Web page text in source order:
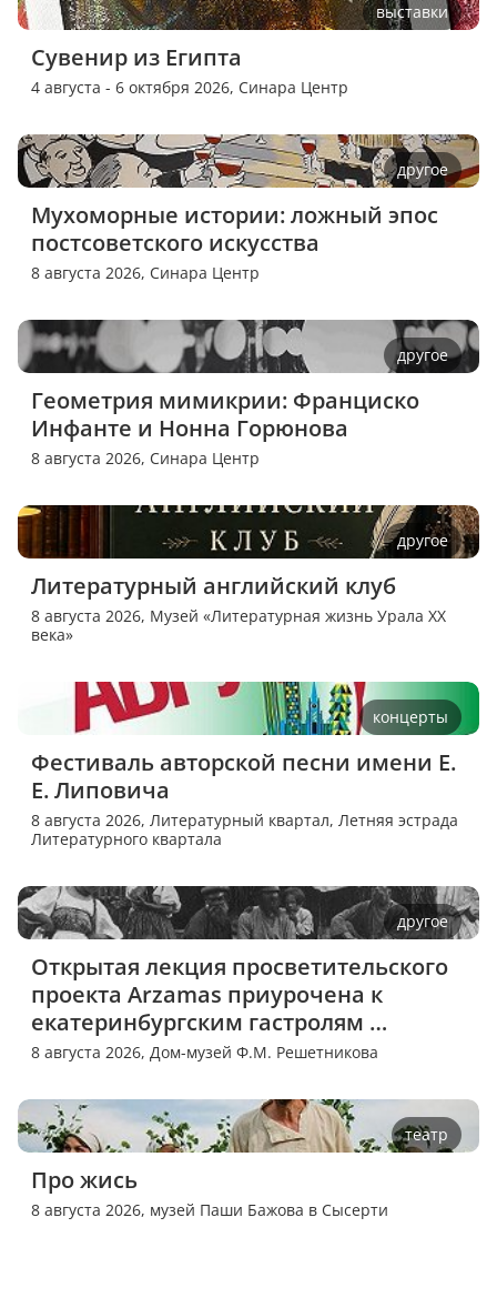
выставки
Сувенир из Египта
4 августа - 6 октября 2026, Синара Центр
другое
Мухоморные истории: ложный эпос
постсоветского искусства
8 августа 2026, Синара Центр
другое
Геометрия мимикрии: Франциско
Инфанте и Нонна Горюнова
8 августа 2026, Синара Центр
другое
Литературный английский клуб
8 августа 2026, Музей «Литературная жизнь Урала XX
века»
концерты
Фестиваль авторской песни имени Е.
Е. Липовича
8 августа 2026, Литературный квартал, Летняя эстрада
Литературного квартала
другое
Открытая лекция просветительского
проекта Arzamas приурочена к
екатеринбургским гастролям
спектакля «Потерянный»
8 августа 2026, Дом-музей Ф.М. Решетникова
театр
Про жись
8 августа 2026, музей Паши Бажова в Сысерти